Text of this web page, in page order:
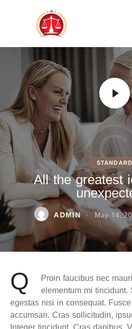
STANDARD
All the greatest
ADMIN May 14,
Q Proin faucibus nec
elementum mi
egestas nisi in consequat.
accumsan. Cras sollicitudin,